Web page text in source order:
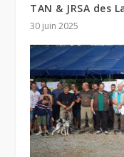
TAN & JRSA des
30 juin 2025